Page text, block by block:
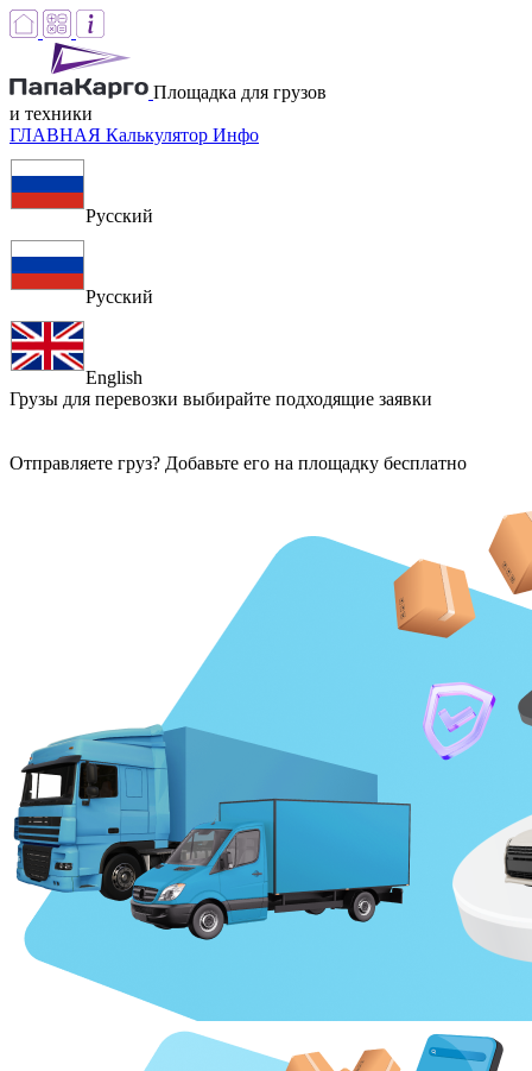
Площадка для грузов
и техники
ГЛАВНАЯ Калькулятор Инфо
Русский
Русский
English
Грузы для перевозки выбирайте подходящие заявки
Отправляете груз? Добавьте его на площадку бесплатно